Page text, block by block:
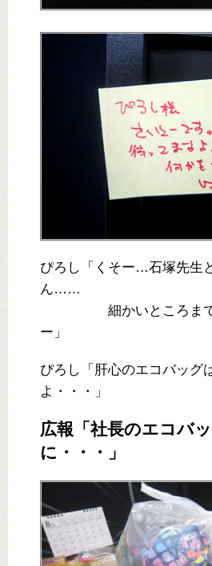
ぴろし「くそー…石塚先生
ん……
細かいところまで抜
ー」
ぴろし「肝心のエコバッグ
よ・・・」
広報「社長のエコバ
に・・・」